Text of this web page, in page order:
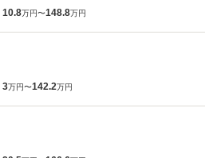
10.8万円〜148.8万円
3万円〜142.2万円